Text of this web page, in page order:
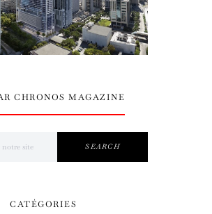
CHRONOS MAGAZINE
SEARCH
CATÉGORIES